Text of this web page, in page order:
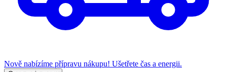
Nově nabízíme přípravu nákupu! Ušetřete čas a energii.